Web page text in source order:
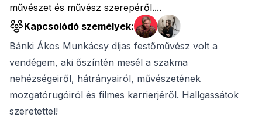
művészet és művész szerepéről....
Kapcsolódó személyek:
Bánki Ákos Munkácsy díjas festőművész volt a
vendégem, aki őszíntén mesél a szakma
nehézségeiről, hátrányairól, művészetének
mozgatórugóiról és filmes karrierjéről. Hallgassátok
szeretettel!